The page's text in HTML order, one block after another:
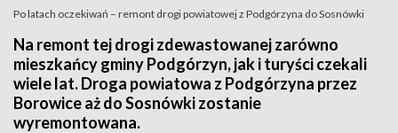
Po latach oczekiwań – remont drogi powiatowej z Podgórzyna do Sosnówki
Na remont tej drogi zdewastowanej zarówno
mieszkańcy gminy Podgórzyn, jak i turyści czekali
wiele lat. Droga powiatowa z Podgórzyna przez
Borowice aż do Sosnówki zostanie
wyremontowana.